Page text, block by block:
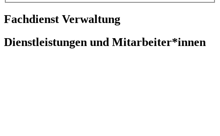
Fachdienst Verwaltung
Dienstleistungen und Mitarbeiter*innen